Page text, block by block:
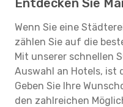
Entdecken Sie
Wenn Sie eine
zählen Sie auf die
Mit unserer schnellen
Auswahl an Hotels, ist
Geben Sie Ihre
den zahlreichen